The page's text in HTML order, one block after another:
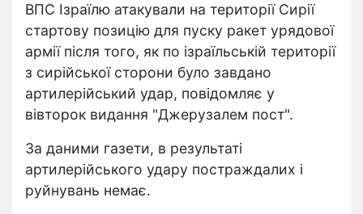
ВПС Ізраїлю атакували на території Сирії
стартову позицію для пуску ракет урядової
армії після того, як по ізраїльській території
з сирійської сторони було завдано
артилерійський удар, повідомляє у
вівторок видання "Джерузалем пост".
За даними газети, в результаті
артилерійського удару постраждалих і
руйнувань немає.